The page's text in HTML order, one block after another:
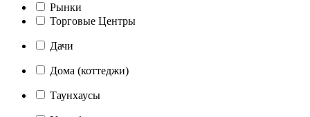
Рынки
Торговые Центры
Дачи
Дома (коттеджи)
Таунхаусы